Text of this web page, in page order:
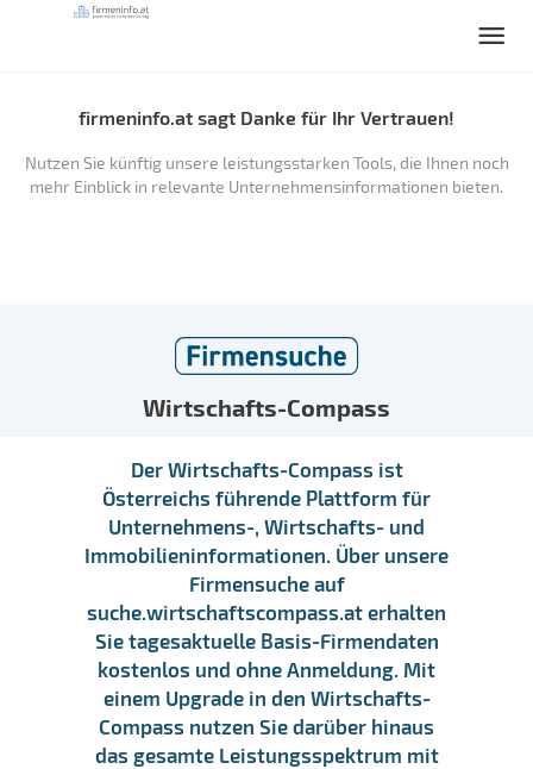
firmeninfo.at sagt Danke für Ihr Vertrauen!
Nutzen Sie künftig unsere leistungsstarken Tools, die Ihnen noch
mehr Einblick in relevante Unternehmensinformationen bieten.
Wirtschafts-Compass
Der Wirtschafts-Compass ist
Österreichs führende Plattform für
Unternehmens-, Wirtschafts- und
Immobilieninformationen. Über unsere
Firmensuche auf
suche.wirtschaftscompass.at erhalten
Sie tagesaktuelle Basis-Firmendaten
kostenlos und ohne Anmeldung. Mit
einem Upgrade in den Wirtschafts-
Compass nutzen Sie darüber hinaus
das gesamte Leistungsspektrum mit